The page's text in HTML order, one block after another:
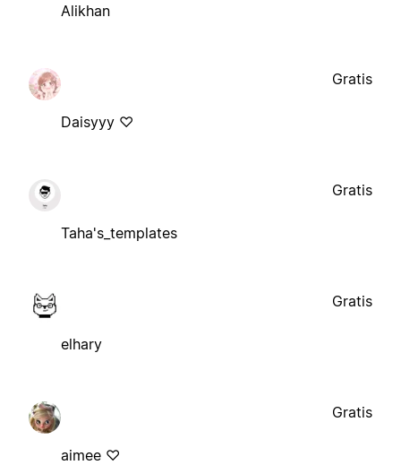
Alikhan
Daisyyy ♡
Gratis
Taha's_templates
Gratis
elhary
Gratis
aimee ♡
Gratis